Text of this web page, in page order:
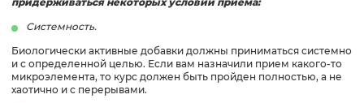
Системность.
Биологически активные добавки должны приниматься системно
и с определенной целью. Если вам назначили прием какого-то
микроэлемента, то курс должен быть пройден полностью, а не
хаотично и с перерывами.